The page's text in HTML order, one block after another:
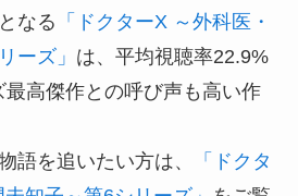
なる 「ドクターX ～外科医・
ーズ」 は、平均視聴率22.9%
最高傑作との呼び声も高い作
語を追いたい方は、
「ドクタ